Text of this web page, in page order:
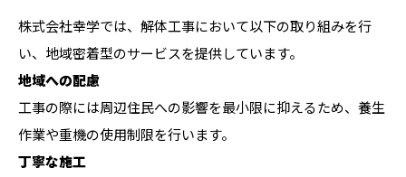
株式会社幸学では、解体工事において以下の取り組みを行
い、地域密着型のサービスを提供しています。
地域への配慮
工事の際には周辺住民への影響を最小限に抑えるため、養生
作業や重機の使用制限を行います。
丁寧な施工